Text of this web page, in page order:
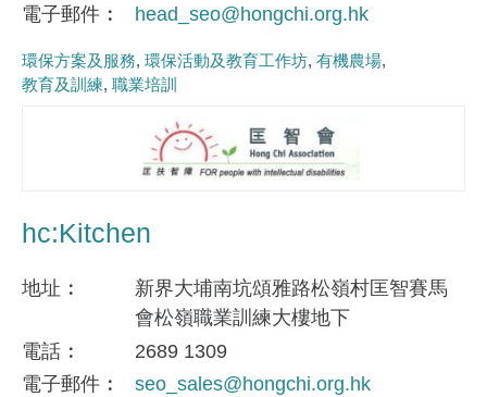
電子郵件
head_seo@hongchi.org.hk
環保方案及服務 環保活動及教育工作坊 有機農場
教育及訓練 職業培訓
hc:Kitchen
地址
新界大埔南坑頌雅路松嶺村匡智賽馬
會松嶺職業訓練大樓地下
電話
2689 1309
電子郵件
seo_sales@hongchi.org.hk